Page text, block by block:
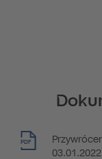
PDF
03.01.2022